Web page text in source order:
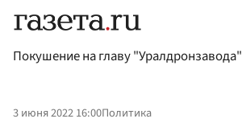
Покушение на главу "Уралдронзавода"
3 июня 2022 16:00Политика